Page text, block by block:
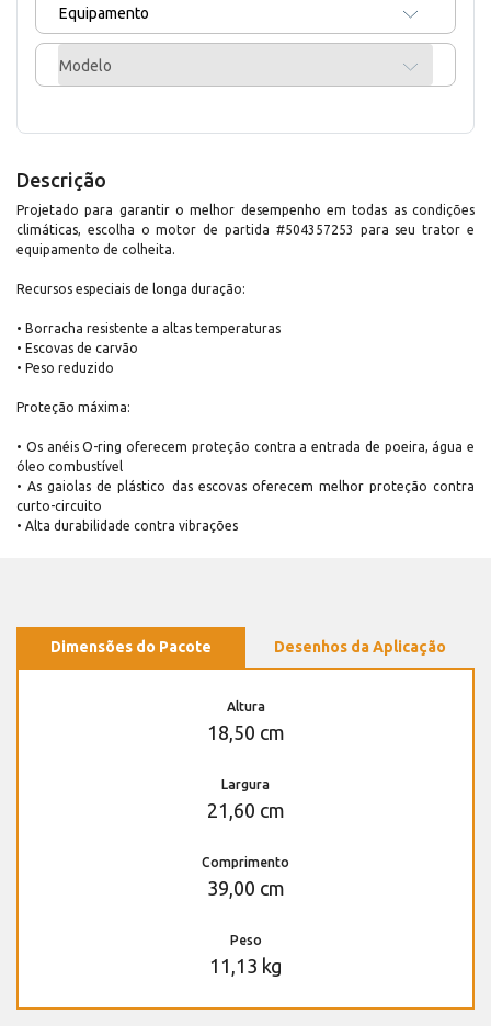
Equipamento
Modelo
Descrição
Projetado para garantir o melhor desempenho em todas as condições
climáticas, escolha o motor de partida #504357253 para seu trator e
equipamento de colheita.
Recursos especiais de longa duração:
• Borracha resistente a altas temperaturas
• Escovas de carvão
• Peso reduzido
Proteção máxima:
• Os anéis O-ring oferecem proteção contra a entrada de poeira, água e
óleo combustível
• As gaiolas de plástico das escovas oferecem melhor proteção contra
curto-circuito
• Alta durabilidade contra vibrações
Dimensões do Pacote Desenhos da Aplicação
Altura
18,50 cm
Largura
21,60 cm
Comprimento
39,00 cm
Peso
11,13 kg